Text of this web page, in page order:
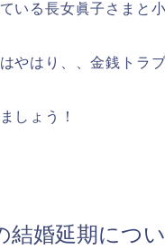
いる長女眞子さまと
やはり、、金銭トラブ
しょう！
結婚延期につ